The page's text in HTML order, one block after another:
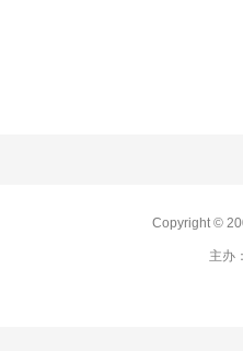
Copyright ©
主办